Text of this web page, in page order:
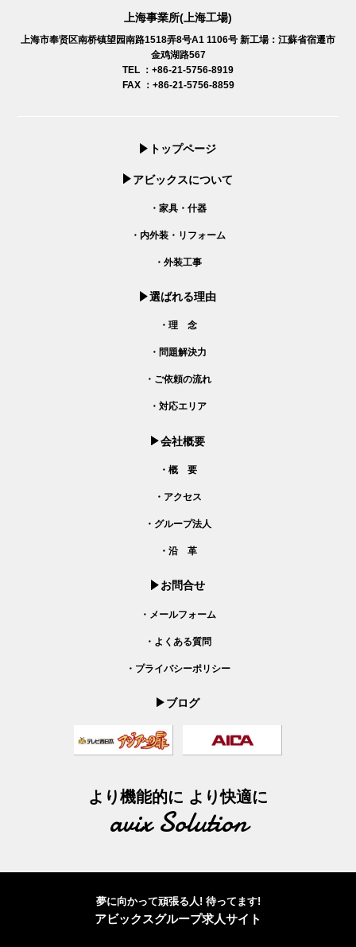
上海事業所(上海工場)
上海市奉贤区南桥镇望园南路1518弄8号A1 1106号 新工場：江蘇省宿遷市
金鸡湖路567
TEL ：+86-21-5756-8919
FAX ：+86-21-5756-8859
トップページ
アビックスについて
・家具・什器
・内外装・リフォーム
・外装工事
選ばれる理由
・理 念
・問題解決力
・ご依頼の流れ
・対応エリア
会社概要
・概 要
・アクセス
・グループ法人
・沿 革
お問合せ
・メールフォーム
・よくある質問
・プライバシーポリシー
ブログ
より機能的に より快適に
avix Solution
夢に向かって頑張る人! 待ってます!
アビックスグループ求人サイト